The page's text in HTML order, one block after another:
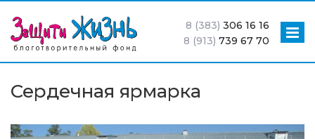
8 (383) 306 16 16
8 (913) 739 67 70
Сердечная ярмарка